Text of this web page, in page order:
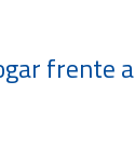
frente a